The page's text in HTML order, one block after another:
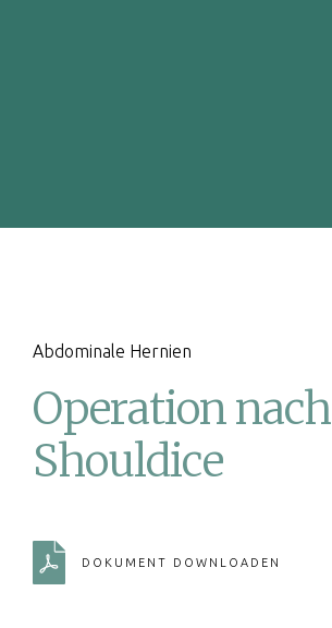
Abdominale Hernien
Operation nach
Shouldice
DOKUMENT DOWNLOADEN